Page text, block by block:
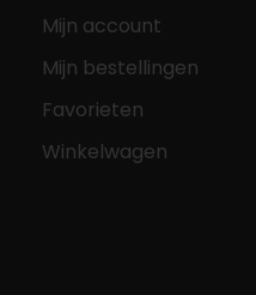
Mijn account
Mijn bestellingen
Favorieten
Winkelwagen